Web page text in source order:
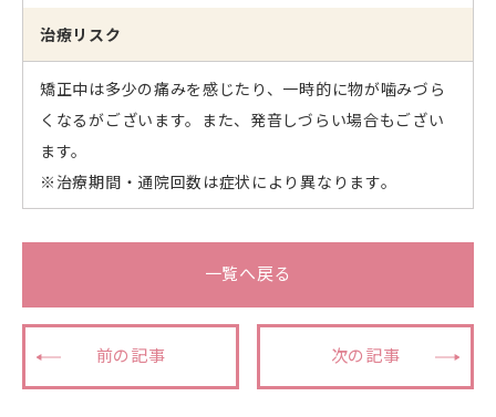
治療リスク
矯正中は多少の痛みを感じたり、一時的に物が噛みづら
くなるがございます。また、発音しづらい場合もござい
ます。
※治療期間・通院回数は症状により異なります。
前の記事
一覧へ戻る
次の記事